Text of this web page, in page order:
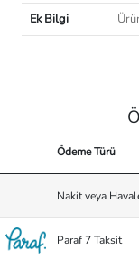
Ek Bilgi
Ödeme Türü
Nakit veya
Paraf 7 Taksit